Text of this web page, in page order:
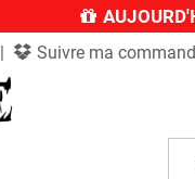
Suivre ma